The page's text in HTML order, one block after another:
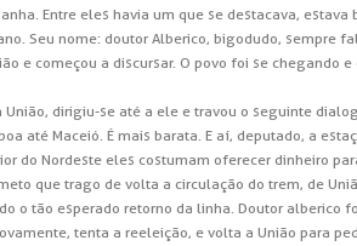
Entre eles havia um que se destacava,
Seu nome: doutor Alberico, bigodudo, sempre
e começou a discursar. O povo foi se chegando
dirigiu-se até a ele e travou o seguinte
até Maceió. É mais barata. E aí, deputado, a
do Nordeste eles costumam oferecer dinheiro
que trago de volta a circulação do trem, de
o tão esperado retorno da linha. Doutor alberico
tenta a reeleição, e volta a União para